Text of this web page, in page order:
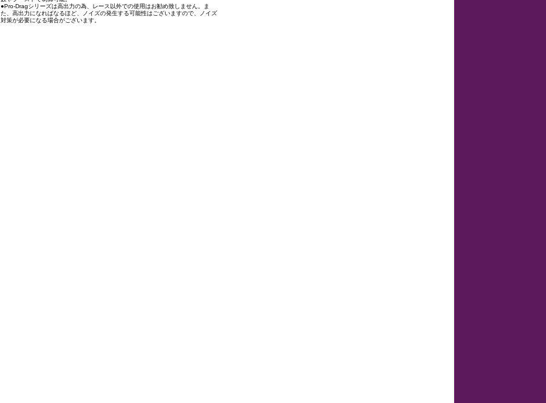
●Pro-Dragシリーズは高出力の為、レース以外での使用はお勧め致しません。ま
た、高出力になればなるほど、ノイズの発生する可能性はございますので、ノイズ
対策が必要になる場合がございます。